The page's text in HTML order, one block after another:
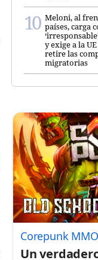
Meloni, al
países, carga
y exige a la
retire las
migratorias
Corepunk
Un